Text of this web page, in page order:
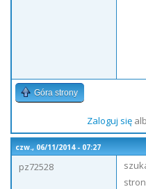
Góra strony
Zaloguj się
czw., 06/11/2014 - 07:27
pz72528